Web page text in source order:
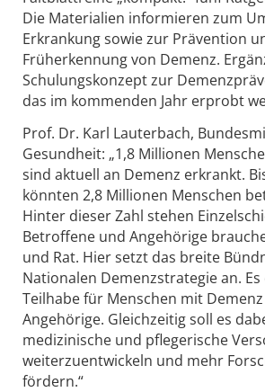
Die Materialien informieren zum
Erkrankung sowie zur Prävention
Früherkennung von Demenz.
Schulungskonzept zur
das im kommenden Jahr erprobt
Prof. Dr. Karl Lauterbach,
Gesundheit: „1,8 Millionen
sind aktuell an Demenz erkrankt.
könnten 2,8 Millionen Menschen
Hinter dieser Zahl stehen
Betroffene und Angehörige
und Rat. Hier setzt das breite
Nationalen Demenzstrategie an.
Teilhabe für Menschen mit
Angehörige. Gleichzeitig soll es
medizinische und pflegerische
weiterzuentwickeln und mehr
fördern.“